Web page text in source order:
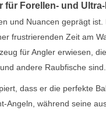
für Forellen- und
und Nuancen geprägt
frustrierenden Zeit am
für Angler erwiesen,
andere Raubfische sind.
dass er die perfekte
während seine